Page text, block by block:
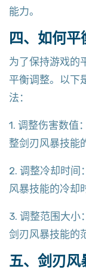
能力。
四、如何
为了保持游戏的
平衡调整。以下
法：
1. 调整伤害数值
整剑刃风暴技能
2. 调整冷却时间
风暴技能的冷却
3. 调整范围大小
剑刃风暴技能的
五、剑刃风